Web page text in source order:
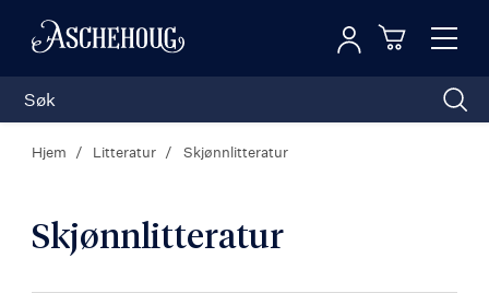
Toggle
Logg inn
Hjem Litteratur Skjønnlitteratur
Skjønnlitteratur